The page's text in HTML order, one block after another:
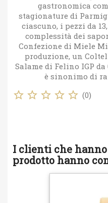
gastronomica
stagionature di
ciascuno, i pezzi da
complessità dei
Confezione di Miele
produzione, un
Salame di Felino IGP
è sinonimo di
star_border star_border star_border star_border star_border (0)
I clienti che
prodotto hanno